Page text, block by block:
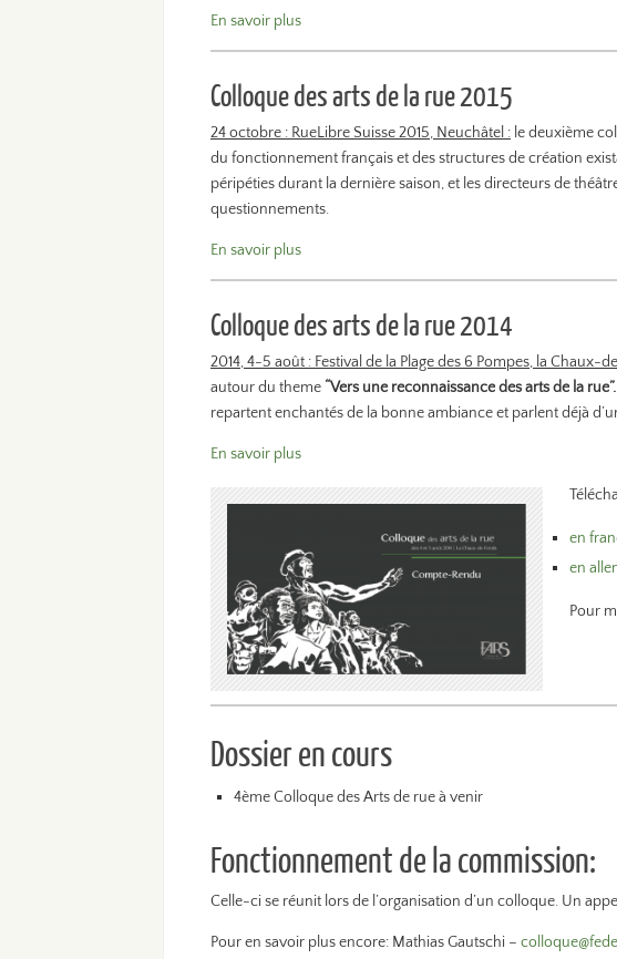
En savoir plus
Colloque des arts de la rue 2015
24 octobre : RueLibre Suisse 2015, Neuchâtel : le deuxième
du fonctionnement français et des structures de création
péripéties durant la dernière saison, et les directeurs de
questionnements.
En savoir plus
Colloque des arts de la rue 2014
2014, 4-5 août : Festival de la Plage des 6 Pompes, la Chaux-
autour du theme “Vers une reconnaissance des arts de la rue”.
repartent enchantés de la bonne ambiance et parlent déjà
En savoir plus
en
en
Pour
Dossier en cours
4ème Colloque des Arts de rue à venir
Fonctionnement de la commission:
Celle-ci se réunit lors de l’organisation d’un colloque. Un
Pour en savoir plus encore: Mathias Gautschi –